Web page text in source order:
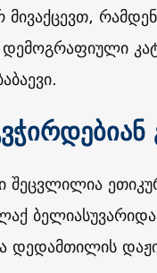
დემოგრაფიული
შეცვლილია
დედამთილის